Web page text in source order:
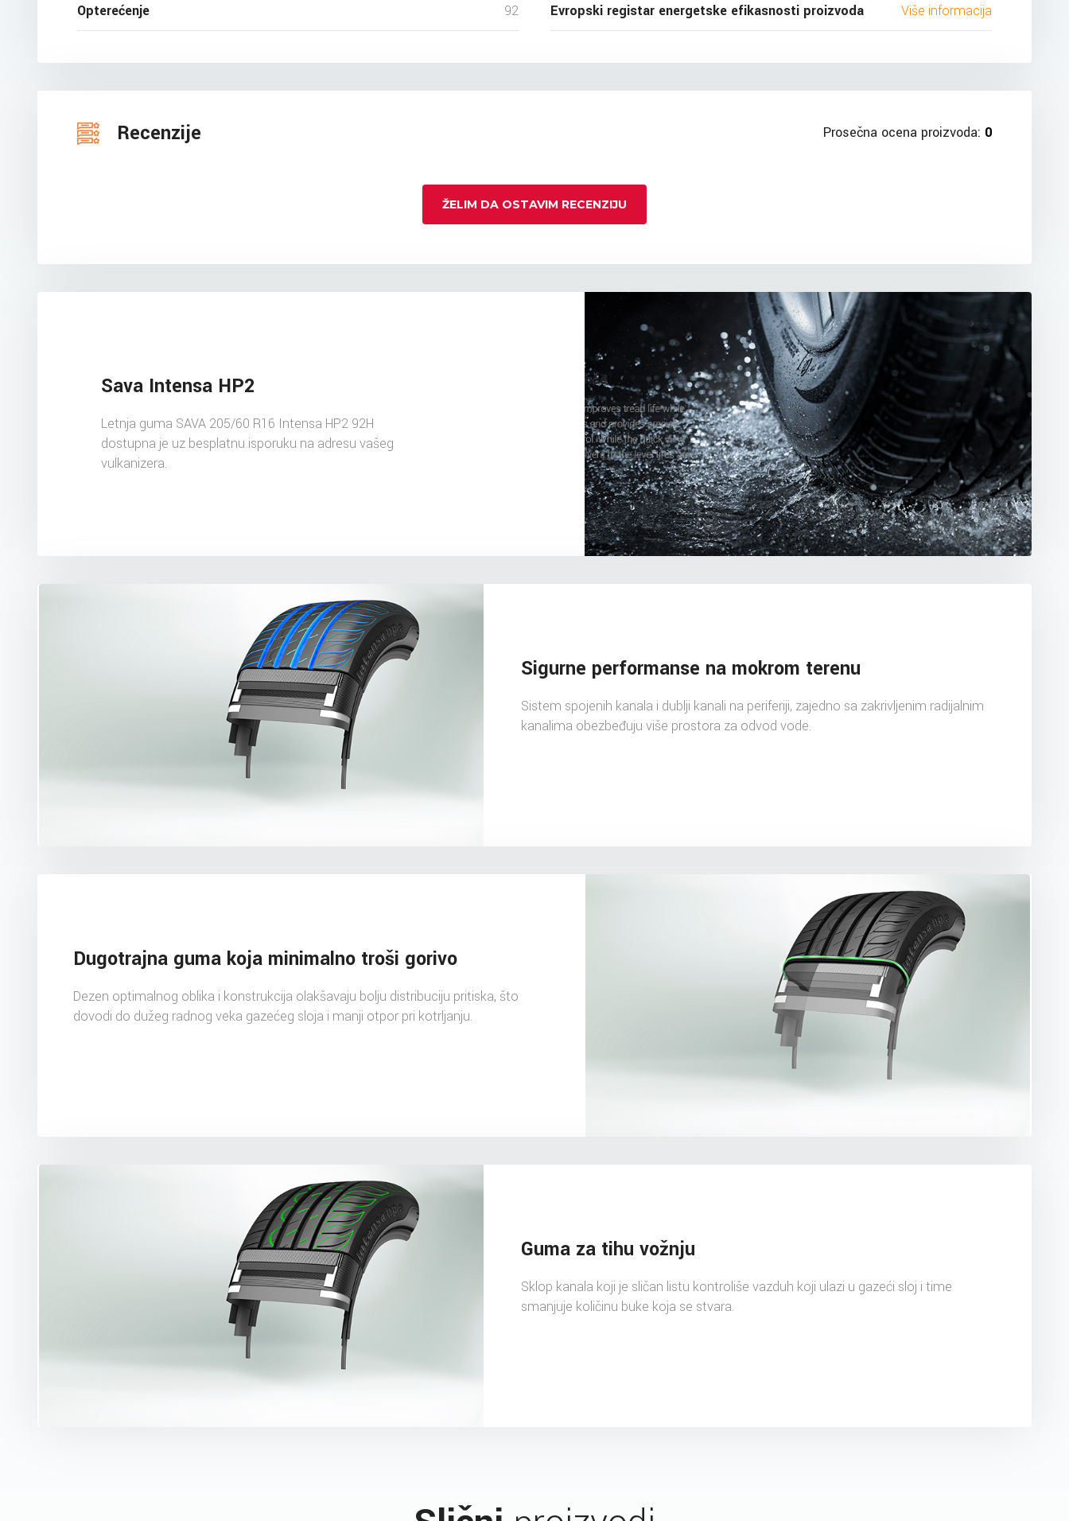
Opterećenje 92 Evropski registar energetske efikasnosti proizvoda Više informacija
Recenzije Prosečna ocena proizvoda: 0
ŽELIM DA OSTAVIM RECENZIJU
Sava Intensa HP2
Letnja guma SAVA 205/60 R16 Intensa HP2 92H
dostupna je uz besplatnu isporuku na adresu vašeg
vulkanizera.
Sigurne performanse na mokrom terenu
Sistem spojenih kanala i dublji kanali na periferiji, zajedno sa zakrivljenim radijalnim
kanalima obezbeđuju više prostora za odvod vode.
Dugotrajna guma koja minimalno troši gorivo
Dezen optimalnog oblika i konstrukcija olakšavaju bolju distribuciju pritiska, što
dovodi do dužeg radnog veka gazećeg sloja i manji otpor pri kotrljanju.
Guma za tihu vožnju
Sklop kanala koji je sličan listu kontroliše vazduh koji ulazi u gazeći sloj i time
smanjuje količinu buke koja se stvara.